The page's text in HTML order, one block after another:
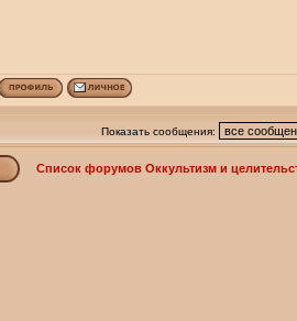
Показать сообщения:
Список форумов Оккультизм и